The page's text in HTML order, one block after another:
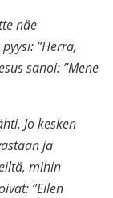
näe
”Herra,
sanoi: ”Mene
Jo kesken
ja
mihin
”Eilen